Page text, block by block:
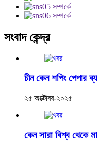
সংবাদ কেন্দ্র
চীন কেন শপিং পেপার
২৫ অক্টোবর-২০২৫
কেন সারা বিশ্ব থেকে